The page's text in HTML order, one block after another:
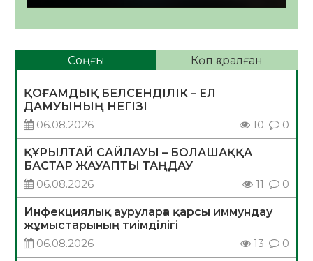
Соңғы Көп қаралған
ҚОҒАМДЫҚ БЕЛСЕНДІЛІК – ЕЛ
ДАМУЫНЫҢ НЕГІЗІ
06.08.2026
10 0
ҚҰРЫЛТАЙ САЙЛАУЫ – БОЛАШАҚҚА
БАСТАР ЖАУАПТЫ ТАҢДАУ
06.08.2026
11 0
Инфекциялық ауруларға қарсы иммундау
жұмыстарының тиімділігі
06.08.2026
13 0